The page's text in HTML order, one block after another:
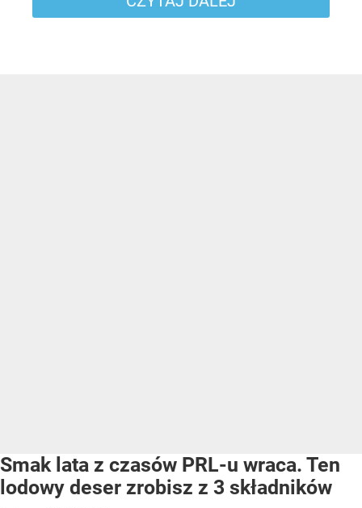
Smak lata z czasów PRL-u wraca. Ten
lodowy deser zrobisz z 3 składników